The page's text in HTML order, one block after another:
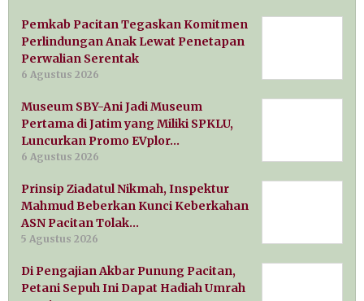
Pemkab Pacitan Tegaskan Komitmen
Perlindungan Anak Lewat Penetapan
Perwalian Serentak
6 Agustus 2026
Museum SBY-Ani Jadi Museum
Pertama di Jatim yang Miliki SPKLU,
Luncurkan Promo EVplor…
6 Agustus 2026
Prinsip Ziadatul Nikmah, Inspektur
Mahmud Beberkan Kunci Keberkahan
ASN Pacitan Tolak…
5 Agustus 2026
Di Pengajian Akbar Punung Pacitan,
Petani Sepuh Ini Dapat Hadiah Umrah